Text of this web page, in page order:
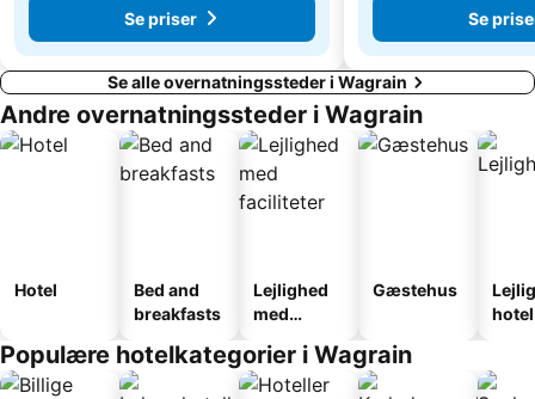
Se priser
Se
Se alle overnatningssteder i Wagrain
Andre overnatningssteder i Wagrain
Hotel
Bed and
breakfasts
Lejlighed
med
Gæstehus
hotel
Populære hotelkategorier i Wagrain